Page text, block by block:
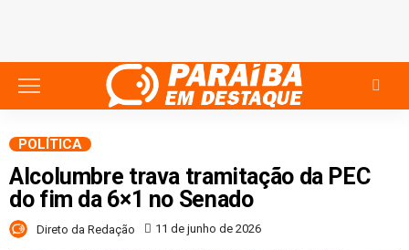
POLÍTICA
Alcolumbre trava tramitação da PEC
do fim da 6×1 no Senado
Direto da Redação 11 de junho de 2026